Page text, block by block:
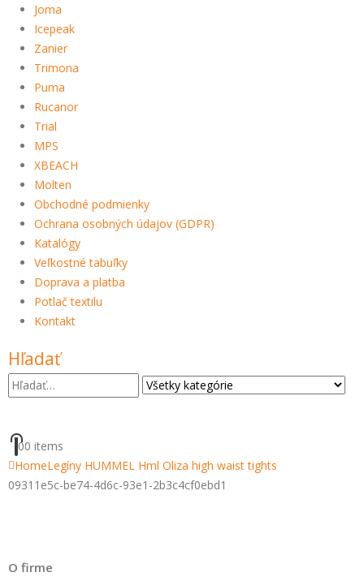
Joma
Icepeak
Zanier
Trimona
Puma
Rucanor
Trial
MPS
XBEACH
Molten
Obchodné podmienky
Ochrana osobných údajov (GDPR)
Katalógy
Veľkostné tabuľky
Doprava a platba
Potlač textilu
Kontakt
Hľadať
00 items
HomeLegíny HUMMEL Hml Oliza high waist tights
09311e5c-be74-4d6c-93e1-2b3c4cf0ebd1
O firme